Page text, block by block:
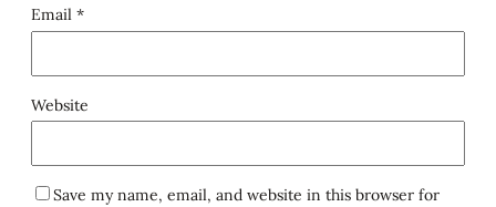
Email *
Website
Save my name, email, and website in this browser for